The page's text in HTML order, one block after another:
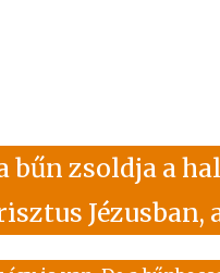
bűn zsoldja a
Jézusban,